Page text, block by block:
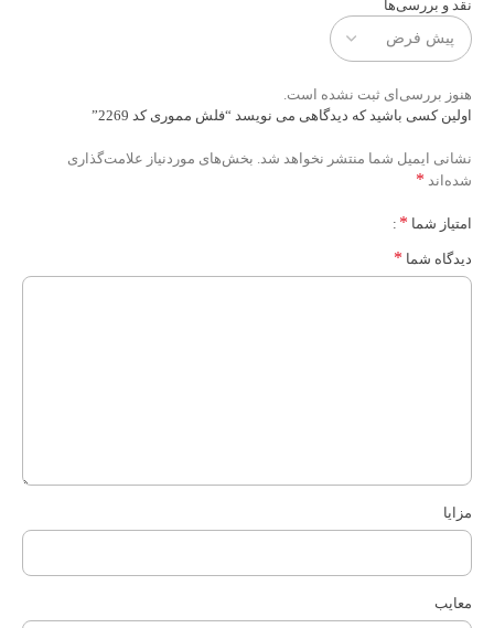
نقد و بررسی‌ها
هنوز بررسی‌ای ثبت نشده است.
اولین کسی باشید که دیدگاهی می نویسد “فلش مموری کد 2269”
نشانی ایمیل شما منتشر نخواهد شد. بخش‌های موردنیاز علامت‌گذاری
شده‌اند *
امتیاز شما *
دیدگاه شما *
مزایا
معایب